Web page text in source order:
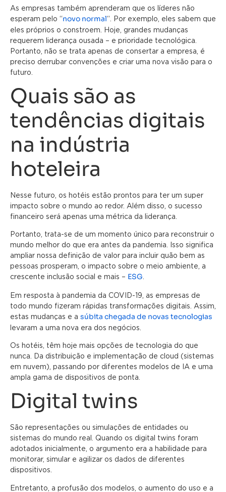
As empresas também aprenderam que os líderes não
esperam pelo “novo normal“. Por exemplo, eles sabem que
eles próprios o constroem. Hoje, grandes mudanças
requerem liderança ousada – e prioridade tecnológica.
Portanto, não se trata apenas de consertar a empresa, é
preciso derrubar convenções e criar uma nova visão para o
futuro.
Quais são as
tendências digitais
na indústria
hoteleira
Nesse futuro, os hotéis estão prontos para ter um super
impacto sobre o mundo ao redor. Além disso, o sucesso
financeiro será apenas uma métrica da liderança.
Portanto, trata-se de um momento único para reconstruir o
mundo melhor do que era antes da pandemia. Isso significa
ampliar nossa definição de valor para incluir quão bem as
pessoas prosperam, o impacto sobre o meio ambiente, a
crescente inclusão social e mais – ESG
Em resposta à pandemia da COVID-19, as empresas de
todo mundo fizeram rápidas transformações digitais. Assim,
estas mudanças e a súbita chegada de novas tecnologias
levaram a uma nova era dos negócios.
Os hotéis, têm hoje mais opções de tecnologia do que
nunca. Da distribuição e implementação de cloud (sistemas
em nuvem), passando por diferentes modelos de IA e uma
ampla gama de dispositivos de ponta.
Digital twins
São representações ou simulações de entidades ou
sistemas do mundo real. Quando os digital twins foram
adotados inicialmente, o argumento era a habilidade para
monitorar, simular e agilizar os dados de diferentes
dispositivos.
Entretanto, a profusão dos modelos, o aumento do uso e a